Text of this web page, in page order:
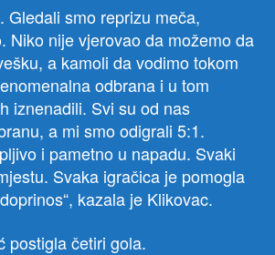
Gledali smo reprizu meča,
Niko nije vjerovao da možemo da
a kamoli da vodimo tokom
odbrana i u tom
iznenadili. Svi su od nas
a mi smo odigrali 5:1.
i pametno u napadu. Svaki
Svaka igračica je pomogla
kazala je Klikovac.
postigla četiri gola.